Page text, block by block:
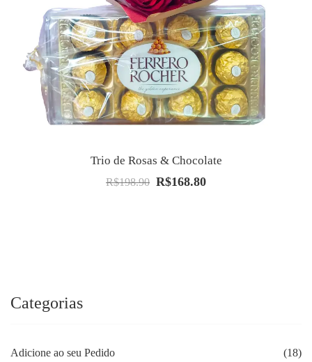
Trio de Rosas & Chocolate
R$198.90 O
R$168.80O
Categorias
Adicione ao seu Pedido (18)